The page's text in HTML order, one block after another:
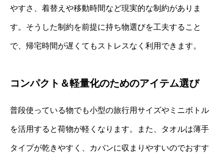
やすさ、着替えや移動時間など現実的な制約がありま
す。そうした制約を前提に持ち物選びを工夫すること
で、帰宅時間が遅くてもストレスなく利用できます。
コンパクト＆軽量化のためのアイテム選び
普段使っている物でも小型の旅行用サイズやミニボトル
を活用すると荷物が軽くなります。また、タオルは薄手
タイプが乾きやすく、カバンに収まりやすいのでおすす